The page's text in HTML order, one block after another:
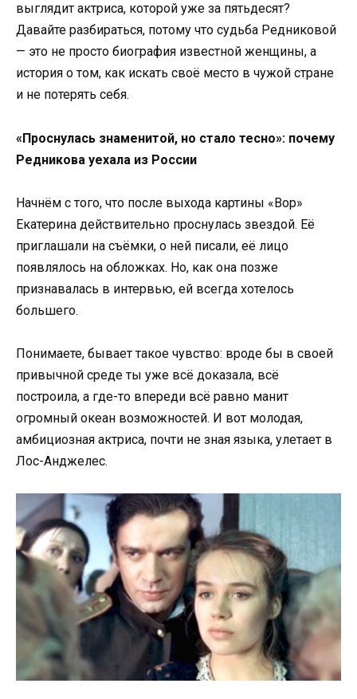
выглядит актриса, которой уже за пятьдесят?
Давайте разбираться, потому что судьба Редниковой
— это не просто биография известной женщины, а
история о том, как искать своё место в чужой стране
и не потерять себя.
«Проснулась знаменитой, но стало тесно»: почему
Редникова уехала из России
Начнём с того, что после выхода картины «Вор»
Екатерина действительно проснулась звездой. Её
приглашали на съёмки, о ней писали, её лицо
появлялось на обложках. Но, как она позже
признавалась в интервью, ей всегда хотелось
большего.
Понимаете, бывает такое чувство: вроде бы в своей
привычной среде ты уже всё доказала, всё
построила, а где-то впереди всё равно манит
огромный океан возможностей. И вот молодая,
амбициозная актриса, почти не зная языка, улетает в
Лос-Анджелес.